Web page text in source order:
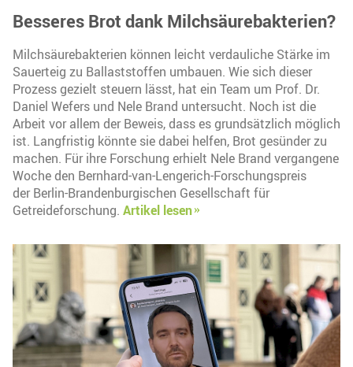
Besseres Brot dank Milchsäurebakterien?
Milchsäurebakterien können leicht verdauliche Stärke im
Sauerteig zu Ballaststoffen umbauen. Wie sich dieser
Prozess gezielt steuern lässt, hat ein Team um Prof. Dr.
Daniel Wefers und Nele Brand untersucht. Noch ist die
Arbeit vor allem der Beweis, dass es grundsätzlich möglich
ist. Langfristig könnte sie dabei helfen, Brot gesünder zu
machen. Für ihre Forschung erhielt Nele Brand vergangene
Woche den Bernhard-van-Lengerich-Forschungspreis
der Berlin-Brandenburgischen Gesellschaft für
Getreideforschung. Artikel lesen